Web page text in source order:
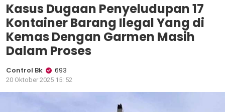
Kasus Dugaan Penyeludupan 17
Kontainer Barang Ilegal Yang di
Kemas Dengan Garmen Masih
Dalam Proses
Control Bk 693
20 Oktober 2025 15: 52